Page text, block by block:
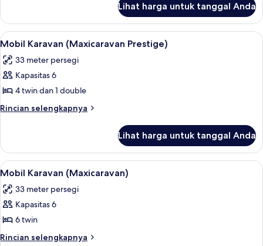
Apartemen,
kamar
Lihat harga untuk tanggal Anda
Lihat
semua
foto
untuk
Mobil
Karavan
Mobil Karavan (Maxicaravan
12
Mobil Karavan (Maxicaravan Prestige)
33 meter persegi
Kapasitas 6
4 twin dan 1 double
Rincian selengkapnya
Rincian
Mobil
Karavan
(Maxicaravan
Lihat harga untuk tanggal Anda
Lihat
semua
foto
untuk
Mobil
Karavan
Mobil Karavan (Maxicaravan) | Area
6
Mobil Karavan (Maxicaravan)
33 meter persegi
Kapasitas 6
6 twin
Rincian selengkapnya
Rincian